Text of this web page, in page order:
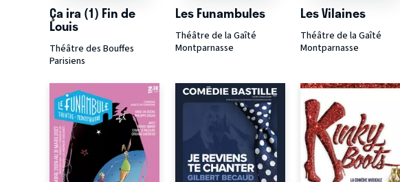
Ça ira (1) Fin de
Louis
Théâtre des Bouffes
Parisiens
Les Funambules
Théâtre de la Gaîté
Montparnasse
Les Vilaines
Théâtre de la Gaîté
Montparnasse